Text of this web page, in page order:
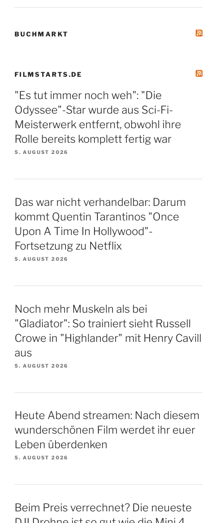
BUCHMARKT
FILMSTARTS.DE
"Es tut immer noch weh": "Die
Odyssee"-Star wurde aus Sci-Fi-
Meisterwerk entfernt, obwohl ihre
Rolle bereits komplett fertig war
5. AUGUST 2026
Das war nicht verhandelbar: Darum
kommt Quentin Tarantinos "Once
Upon A Time In Hollywood"-
Fortsetzung zu Netflix
5. AUGUST 2026
Noch mehr Muskeln als bei
"Gladiator": So trainiert sieht Russell
Crowe in "Highlander" mit Henry Cavill
aus
5. AUGUST 2026
Heute Abend streamen: Nach diesem
wunderschönen Film werdet ihr euer
Leben überdenken
5. AUGUST 2026
Beim Preis verrechnet? Die neueste